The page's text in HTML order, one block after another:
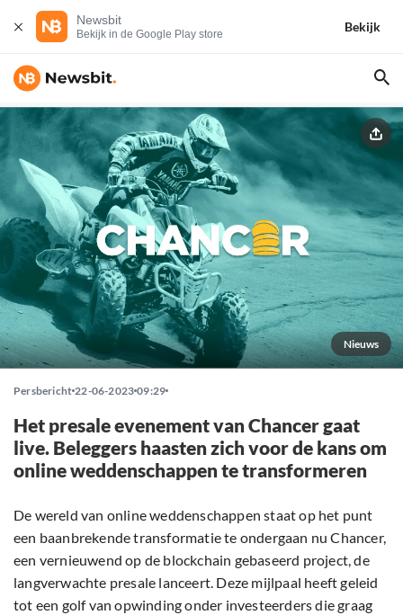
Newsbit
Bekijk in de Google Play store
Bekijk
Nieuws
Persbericht 22-06-2023 09:29
Het presale evenement van Chancer gaat
live. Beleggers haasten zich voor de kans om
online weddenschappen te transformeren
De wereld van online weddenschappen staat op het punt
een baanbrekende transformatie te ondergaan nu Chancer,
een vernieuwend op de blockchain gebaseerd project, de
langverwachte presale lanceert. Deze mijlpaal heeft geleid
tot een golf van opwinding onder investeerders die graag